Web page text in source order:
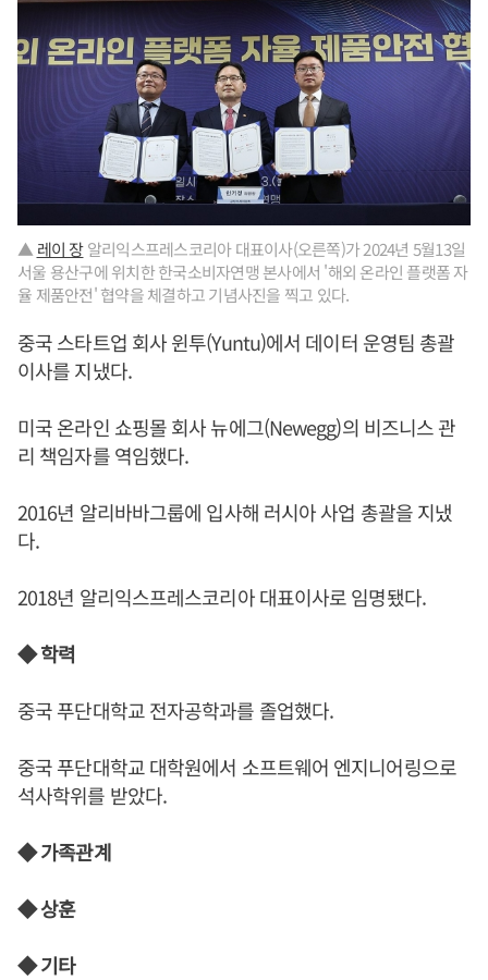
▲ 레이 장알리익스프레스코리아 대표이사(오른쪽)가 2024년 5월13일
서울 용산구에 위치한 한국소비자연맹 본사에서 '해외 온라인 플랫폼 자
율 제품안전' 협약을 체결하고 기념사진을 찍고 있다.
중국 스타트업 회사 윈투(Yuntu)에서 데이터 운영팀 총괄
이사를 지냈다.
미국 온라인 쇼핑몰 회사 뉴에그(Newegg)의 비즈니스 관
리 책임자를 역임했다.
2016년 알리바바그룹에 입사해 러시아 사업 총괄을 지냈
다.
2018년 알리익스프레스코리아 대표이사로 임명됐다.
◆ 학력
중국 푸단대학교 전자공학과를 졸업했다.
중국 푸단대학교 대학원에서 소프트웨어 엔지니어링으로
석사학위를 받았다.
◆ 가족관계
◆ 상훈
◆ 기타